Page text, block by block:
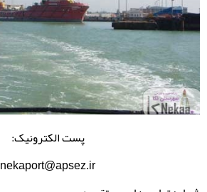
پست الکترونیک:
nekaport@apsez.ir